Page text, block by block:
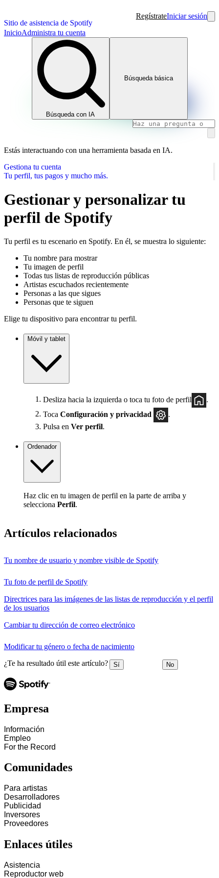
Sitio de asistencia de Spotify
RegístrateIniciar sesión
InicioAdministra tu cuenta
Búsqueda con IA
Búsqueda básica
Estás interactuando con una herramienta basada en IA.
Gestiona tu cuenta
Tu perfil, tus pagos y mucho más.
Gestionar y personalizar tu
perfil de Spotify
Tu perfil es tu escenario en Spotify. En él, se muestra lo siguiente:
Tu nombre para mostrar
Tu imagen de perfil
Todas tus listas de reproducción públicas
Artistas escuchados recientemente
Personas a las que sigues
Personas que te siguen
Elige tu dispositivo para encontrar tu perfil.
Móvil y tablet
Desliza hacia la izquierda o toca tu foto de perfil
.
Toca Configuración y privacidad
.
Pulsa en Ver perfil.
Ordenador
Haz clic en tu imagen de perfil en la parte de arriba y
selecciona Perfil.
Artículos relacionados
Tu nombre de usuario y nombre visible de Spotify
Tu foto de perfil de Spotify
Directrices para las imágenes de las listas de reproducción y el perfil
de los usuarios
Cambiar tu dirección de correo electrónico
Modificar tu género o fecha de nacimiento
¿Te ha resultado útil este artículo? Sí No
Empresa
Información
Empleo
For the Record
Comunidades
Para artistas
Desarrolladores
Publicidad
Inversores
Proveedores
Enlaces útiles
Asistencia
Reproductor web